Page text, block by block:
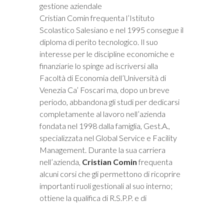
gestione aziendale
Cristian Comin frequenta l’Istituto
Scolastico Salesiano e nel 1995 consegue il
diploma di perito tecnologico. Il suo
interesse per le discipline economiche e
finanziarie lo spinge ad iscriversi alla
Facoltà di Economia dell’Università di
Venezia Ca’ Foscari ma, dopo un breve
periodo, abbandona gli studi per dedicarsi
completamente al lavoro nell’azienda
fondata nel 1998 dalla famiglia, Gest.A.,
specializzata nel Global Service e Facility
Management. Durante la sua carriera
nell’azienda, Cristian Comin frequenta
alcuni corsi che gli permettono di ricoprire
importanti ruoli gestionali al suo interno;
ottiene la qualifica di R.S.P.P. e di